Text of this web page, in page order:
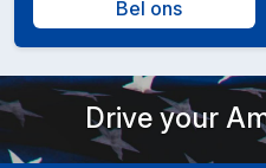
Bel ons
Drive your